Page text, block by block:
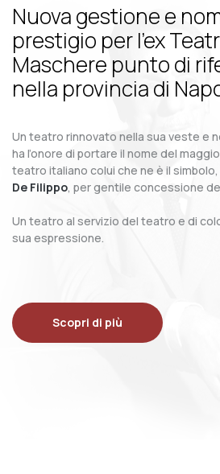
Nuova gestione e
prestigio per l’ex
Maschere punto di
nella provincia di
Un teatro rinnovato nella sua veste e
ha l’onore di portare il nome del
teatro italiano colui che ne è il
De Filippo, per gentile concessione
Un teatro al servizio del teatro e di
sua espressione.
Scopri di più